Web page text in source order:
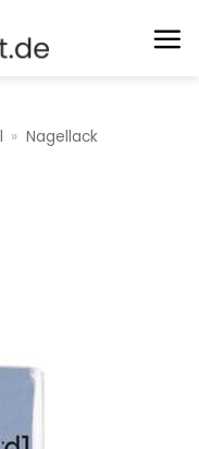
» Nagellack